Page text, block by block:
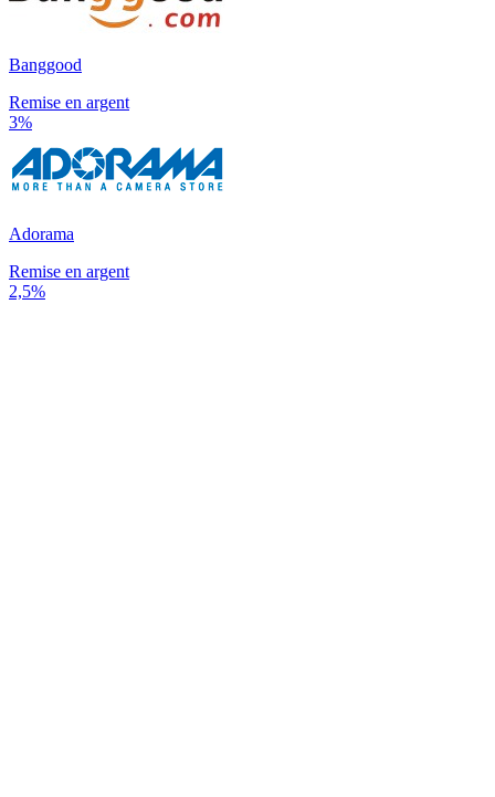
Banggood
Remise en argent
3%
Adorama
Remise en argent
2,5%